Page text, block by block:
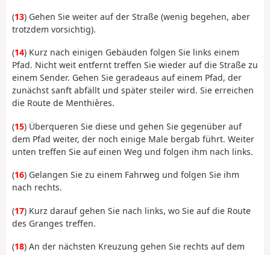
(13) Gehen Sie weiter auf der Straße (wenig begehen, aber
trotzdem vorsichtig).
(14) Kurz nach einigen Gebäuden folgen Sie links einem
Pfad. Nicht weit entfernt treffen Sie wieder auf die Straße zu
einem Sender. Gehen Sie geradeaus auf einem Pfad, der
zunächst sanft abfällt und später steiler wird. Sie erreichen
die Route de Menthières.
(15) Überqueren Sie diese und gehen Sie gegenüber auf
dem Pfad weiter, der noch einige Male bergab führt. Weiter
unten treffen Sie auf einen Weg und folgen ihm nach links.
(16) Gelangen Sie zu einem Fahrweg und folgen Sie ihm
nach rechts.
(17) Kurz darauf gehen Sie nach links, wo Sie auf die Route
des Granges treffen.
(18) An der nächsten Kreuzung gehen Sie rechts auf dem